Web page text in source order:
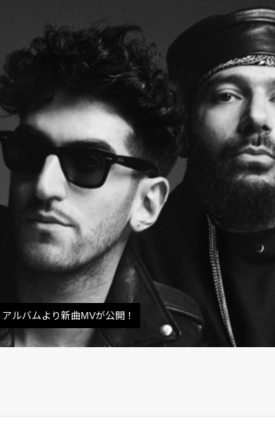
ルバムより新曲MVが公開！